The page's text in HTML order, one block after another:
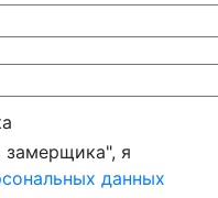
замерщика", я
данных